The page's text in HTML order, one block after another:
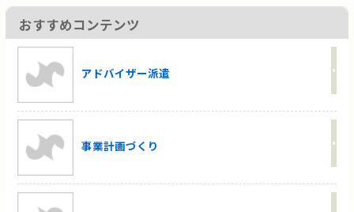
おすすめコンテンツ
アドバイザー派遣
事業計画づくり